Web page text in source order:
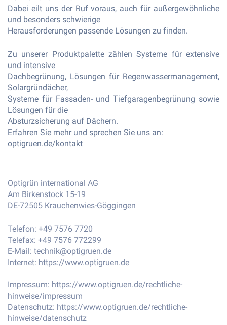
Dabei eilt uns der Ruf voraus, auch für außergewöhnliche
und besonders schwierige
Herausforderungen passende Lösungen zu finden.
Zu unserer Produktpalette zählen Systeme für extensive
und intensive
Dachbegrünung, Lösungen für Regenwassermanagement,
Solargründächer,
Systeme für Fassaden- und Tiefgaragenbegrünung sowie
Lösungen für die
Absturzsicherung auf Dächern.
Erfahren Sie mehr und sprechen Sie uns an:
optigruen.de/kontakt
Optigrün international AG
Am Birkenstock 15-19
DE-72505 Krauchenwies-Göggingen
Telefon: +49 7576 7720
Telefax: +49 7576 772299
E-Mail: technik@optigruen.de
Internet: https://www.optigruen.de
Impressum: https://www.optigruen.de/rechtliche-
hinweise/impressum
Datenschutz: https://www.optigruen.de/rechtliche-
hinweise/datenschutz